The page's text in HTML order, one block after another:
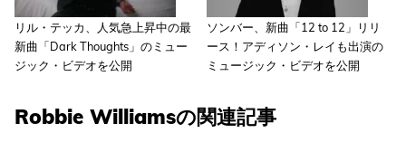
リル・テッカ、人気急上昇中の最
新曲「Dark Thoughts」のミュー
ジック・ビデオを公開
ソンバー、新曲「12 to 12」リリ
ース！アディソン・レイも出演の
ミュージック・ビデオを公開
Robbie Williamsの関連記事